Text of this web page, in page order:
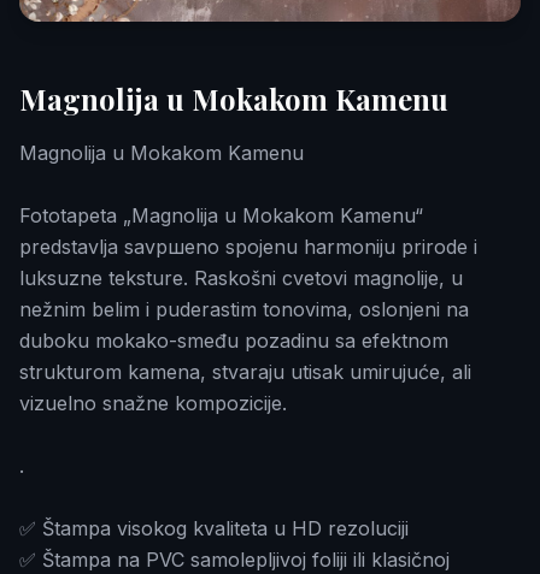
Magnolija u Mokakom Kamenu
Magnolija u Mokakom Kamenu
Fototapeta „Magnolija u Mokakom Kamenu“
predstavlja savршeno spojenu harmoniju prirode i
luksuzne teksture. Raskošni cvetovi magnolije, u
nežnim belim i puderastim tonovima, oslonjeni na
duboku mokako-smeđu pozadinu sa efektnom
strukturom kamena, stvaraju utisak umirujuće, ali
vizuelno snažne kompozicije.
.
✅ Štampa visokog kvaliteta u HD rezoluciji
✅ Štampa na PVC samolepljivoj foliji ili klasičnoj